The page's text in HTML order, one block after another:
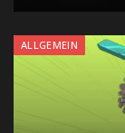
ALLGEMEIN